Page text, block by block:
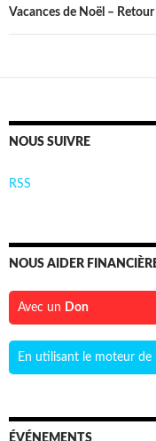
Vacances de Noël –
NOUS SUIVRE
RSS
NOUS AIDER
Avec un Don
En utilisant le moteur de
ÉVÉNEMENTS